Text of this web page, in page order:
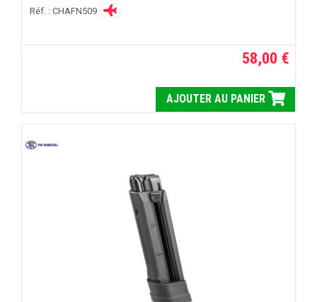
Réf. : CHAFN509
58,00 €
AJOUTER AU PANIER